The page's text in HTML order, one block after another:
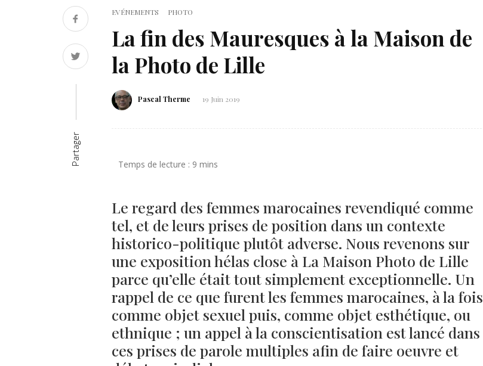
Partager
EVÉNEMENTS PHOTO
La fin des Mauresques à la Maison de
la Photo de Lille
Pascal Therme 19 Juin 2019
Le regard des femmes marocaines revendiqué comme
tel, et de leurs prises de position dans un contexte
historico-politique plutôt adverse. Nous revenons sur
une exposition hélas close à La Maison Photo de Lille
parce qu’elle était tout simplement exceptionnelle. Un
rappel de ce que furent les femmes marocaines, à la fois
comme objet sexuel puis, comme objet esthétique, ou
ethnique ; un appel à la conscientisation est lancé dans
ces prises de parole multiples afin de faire oeuvre et